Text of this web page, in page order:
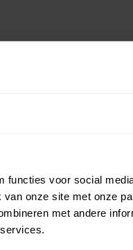
functies voor social
onze site met onze
met andere